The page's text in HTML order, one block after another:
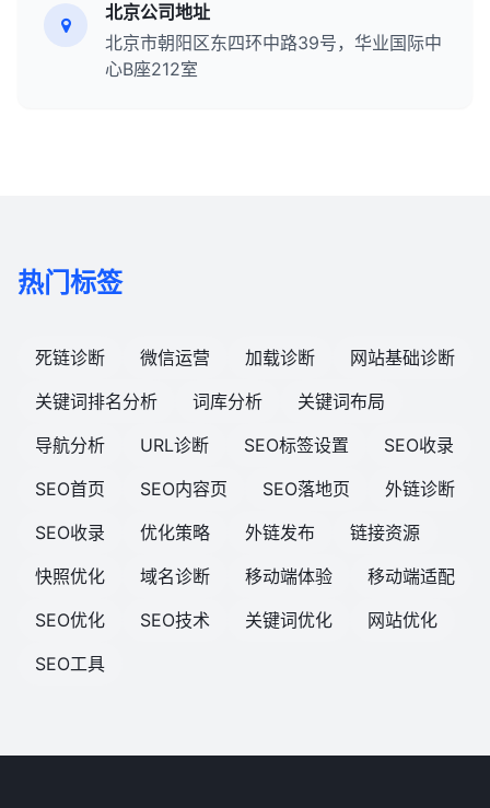
北京公司地址
北京市朝阳区东四环中路39号，华业国际中
心B座212室
热门标签
死链诊断 微信运营 加载诊断
网站基础诊断
关键词排名分析
词库分析
关键词布局
导航分析
URL诊断 SEO标签设置
SEO收录
SEO首页
SEO内容页 SEO落地页
外链诊断
SEO收录
优化策略 外链发布
链接资源
快照优化
域名诊断 移动端体验
移动端适配
SEO优化
SEO技术 关键词优化
网站优化
SEO工具